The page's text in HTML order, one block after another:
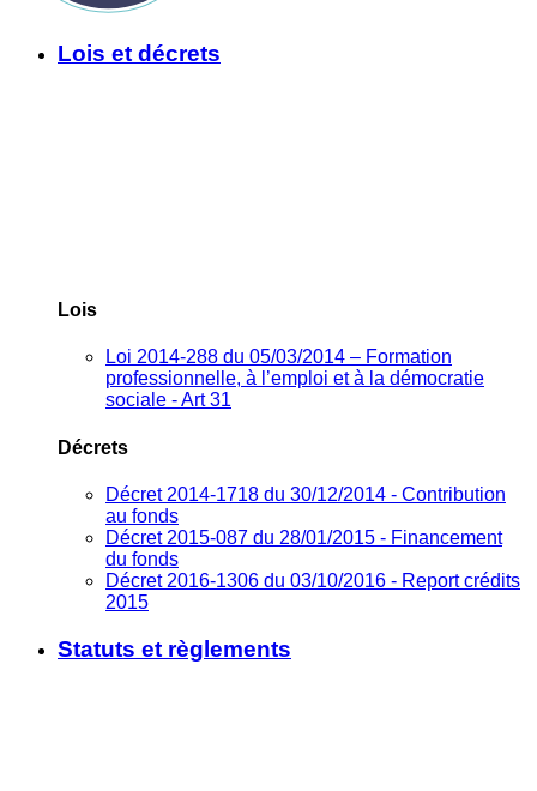
Lois et décrets
Lois
Loi 2014-288 du 05/03/2014 – Formation
professionnelle, à l’emploi et à la démocratie
sociale - Art 31
Décrets
Décret 2014-1718 du 30/12/2014 - Contribution
au fonds
Décret 2015-087 du 28/01/2015 - Financement
du fonds
Décret 2016-1306 du 03/10/2016 - Report crédits
2015
Statuts et règlements